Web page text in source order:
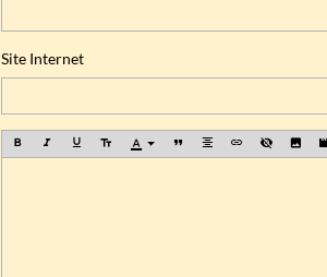
Site Internet